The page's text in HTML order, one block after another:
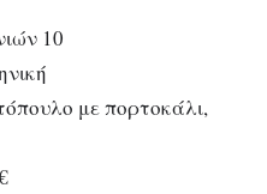
10
με πορτοκάλι,